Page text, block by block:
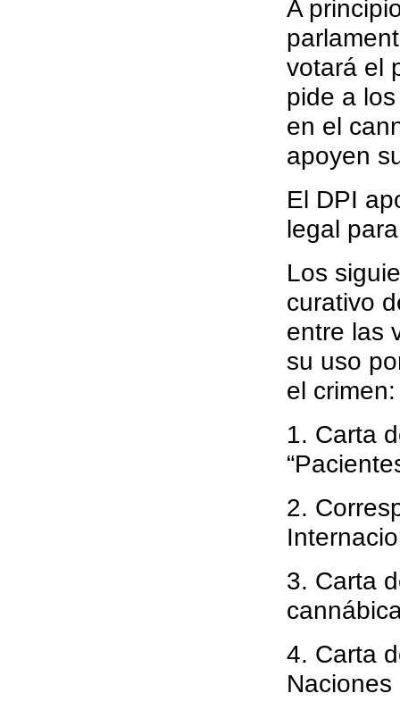
A
votará el
pide a
en el
apoyen
El DPI
legal
Los
curativo
entre las
su uso
el crimen:
1. Carta
2.
3. Carta
4. Carta